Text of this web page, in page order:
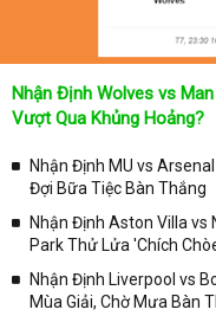
để cập nhật
Lịch thi đấu được cập
Tại Lịch Thi Đấu của
chóng và chính xác nhất
trong từng giải đấu như:
✓ Giải đấu bóng đá Ngoại
✓ Giải bóng Cúp C1 Châu
✓ Giải VĐQG Tây Ban
Nhận Định Wolves vs
Vượt Qua Khủng Hoảng?
Nhận Định MU vs
Đợi Bữa Tiệc Bàn Thắng
Nhận Định Aston Villa
Park Thử Lửa 'Chích
Nhận Định Liverpool vs
Mùa Giải, Chờ Mưa Bàn